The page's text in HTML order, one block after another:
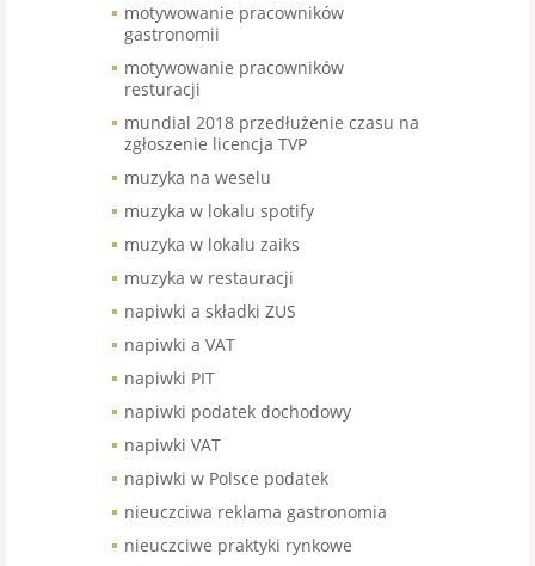
motywowanie pracowników
gastronomii
motywowanie pracowników
resturacji
mundial 2018 przedłużenie czasu na
zgłoszenie licencja TVP
muzyka na weselu
muzyka w lokalu spotify
muzyka w lokalu zaiks
muzyka w restauracji
napiwki a składki ZUS
napiwki a VAT
napiwki PIT
napiwki podatek dochodowy
napiwki VAT
napiwki w Polsce podatek
nieuczciwa reklama gastronomia
nieuczciwe praktyki rynkowe